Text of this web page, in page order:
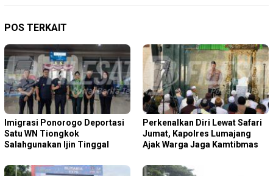
POS TERKAIT
Imigrasi Ponorogo Deportasi
Satu WN Tiongkok
Salahgunakan Ijin Tinggal
Perkenalkan Diri Lewat Safari
Jumat, Kapolres Lumajang
Ajak Warga Jaga Kamtibmas